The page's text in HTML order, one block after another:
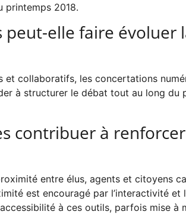
printemps 2018.
elle faire évoluer
collaboratifs, les concertations
à structurer le débat tout au long du
contribuer à
entre élus, agents et citoyens
est encouragé par l’interactivité et
à ces outils, parfois mise à